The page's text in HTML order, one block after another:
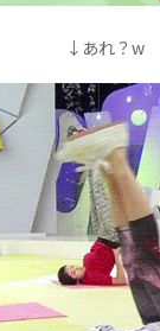
↓あれ？w